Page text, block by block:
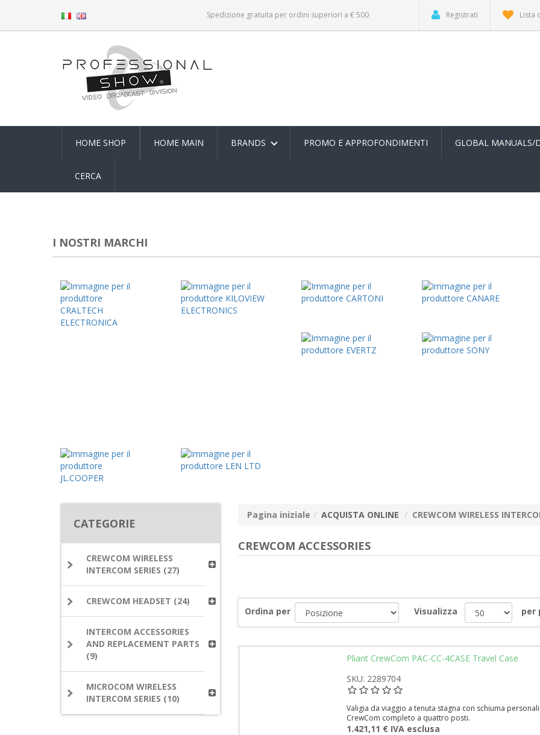
Spedizione gratuita per ordini superiori a € 500 Registrati Lista
HOME SHOP HOME MAIN BRANDS PROMO E APPROFONDIMENTI GLOBAL MANUALS/
CERCA
I NOSTRI MARCHI
CATEGORIE
CREWCOM WIRELESS
INTERCOM SERIES (27)
CREWCOM HEADSET (24)
INTERCOM ACCESSORIES
AND REPLACEMENT PARTS
(9)
MICROCOM WIRELESS
INTERCOM SERIES (10)
Pagina iniziale ACQUISTA ONLINE CREWCOM WIRELESS
CREWCOM ACCESSORIES
Ordina per Visualizza per
Pliant CrewCom PAC-CC-4CASE Travel Case
SKU: 2289704
Valigia da viaggio a tenuta stagna con schiuma
CrewCom completo a quattro posti.
1.421,11 € IVA esclusa